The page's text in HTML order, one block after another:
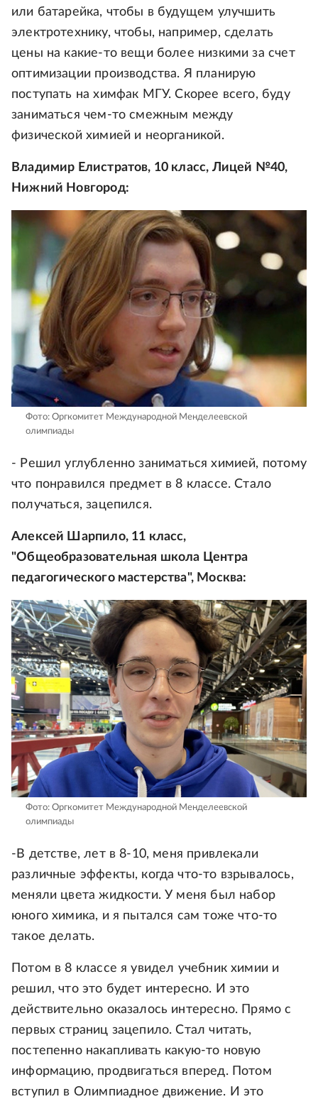
или батарейка, чтобы в будущем улучшить
электротехнику, чтобы, например, сделать
цены на какие-то вещи более низкими за счет
оптимизации производства. Я планирую
поступать на химфак МГУ. Скорее всего, буду
заниматься чем-то смежным между
физической химией и неорганикой.
Владимир Елистратов, 10 класс, Лицей №40,
Нижний Новгород:
Фото: Оргкомитет Международной Менделеевской
олимпиады
- Решил углубленно заниматься химией, потому
что понравился предмет в 8 классе. Стало
получаться, зацепился.
Алексей Шарпило, 11 класс,
"Общеобразовательная школа Центра
педагогического мастерства", Москва:
Фото: Оргкомитет Международной Менделеевской
олимпиады
-В детстве, лет в 8-10, меня привлекали
различные эффекты, когда что-то взрывалось,
меняли цвета жидкости. У меня был набор
юного химика, и я пытался сам тоже что-то
такое делать.
Потом в 8 классе я увидел учебник химии и
решил, что это будет интересно. И это
действительно оказалось интересно. Прямо с
первых страниц зацепило. Стал читать,
постепенно накапливать какую-то новую
информацию, продвигаться вперед. Потом
вступил в Олимпиадное движение. И это